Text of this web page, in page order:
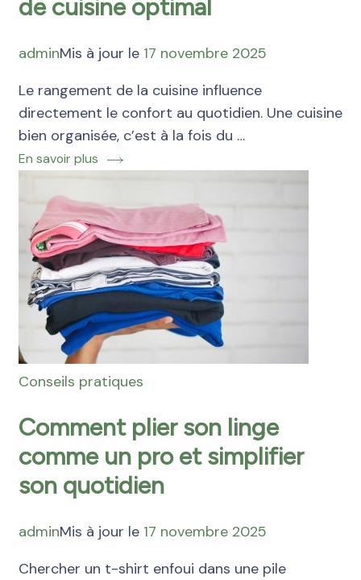
de cuisine optimal
adminMis à jour le 17 novembre 2025
Le rangement de la cuisine influence
directement le confort au quotidien. Une cuisine
bien organisée, c’est à la fois du …
En savoir plus
Conseils pratiques
Comment plier son linge
comme un pro et simplifier
son quotidien
adminMis à jour le 17 novembre 2025
Chercher un t-shirt enfoui dans une pile